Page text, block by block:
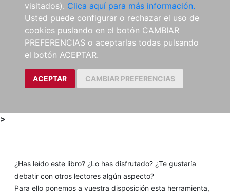
visitados). Clica aquí para más información.
Usted puede configurar o rechazar el uso de
cookies puslando en el botón CAMBIAR
PREFERENCIAS o aceptarlas todas pulsando
el botón ACEPTAR.
ACEPTAR CAMBIAR PREFERENCIAS
>
¿Has leído este libro? ¿Lo has disfrutado? ¿Te gustaría
debatir con otros lectores algún aspecto?
Para ello ponemos a vuestra disposición esta herramienta,